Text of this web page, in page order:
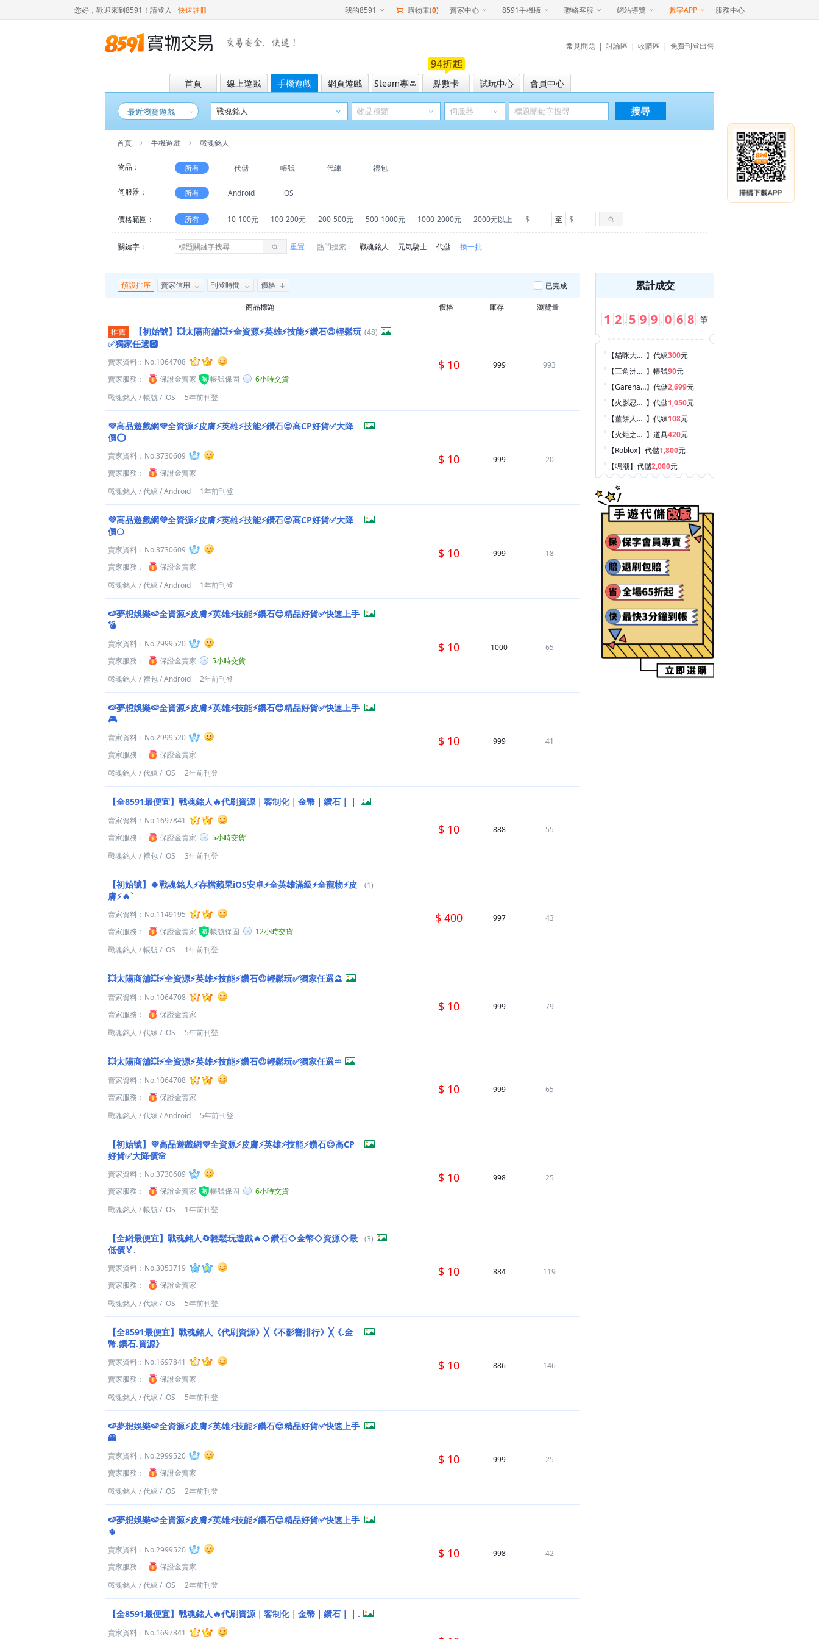
您好，歡迎來到8591！ 請登入 快速註冊 我的8591 購物車(0) 賣家中心 8591手機版 聯絡客服 網站導覽 數字APP 服務中心
常見問題 | 討論區 | 收購區 | 免費刊登出售
首頁 線上遊戲 手機遊戲 網頁遊戲 Steam專區 點數卡 試玩中心 會員中心
最近瀏覽遊戲 搜尋
首頁 手機遊戲 戰魂銘人
物品： 所有 代儲 帳號 代練 禮包
伺服器： 所有 Android iOS
價格範圍： 所有 10-100元 100-200元 200-500元 500-1000元 1000-2000元 2000元以上 至
關鍵字： 重置 熱門搜索： 戰魂銘人 元氣騎士 代儲 換一批
預設排序 賣家信用 刊登時間 價格 已完成
商品標題 價格 庫存 瀏覽量
推薦
【初始號】💥太陽商舖💥⚡全資源⚡英雄⚡技能⚡鑽石😍輕鬆玩
✅獨家任選🅾️
(48)
賣家資料： No.1064708
賣家服務：
保證金賣家 帳號保固
6小時交貨
戰魂銘人 /帳號/ iOS 5年前刊登
$ 10 999 993
💜高品遊戲網💜全資源⚡皮膚⚡英雄⚡技能⚡鑽石😍高CP好貨✅大降
價⭕
賣家資料： No.3730609
賣家服務：
保證金賣家
戰魂銘人 /代練 /Android 1年前刊登
$ 10 999 20
💜高品遊戲網💜全資源⚡皮膚⚡英雄⚡技能⚡鑽石😍高CP好貨✅大降
價🌕
賣家資料： No.3730609
賣家服務：
保證金賣家
戰魂銘人 /代練 /Android 1年前刊登
$ 10 999 18
🍉夢想娛樂🍉全資源⚡皮膚⚡英雄⚡技能⚡鑽石😍精品好貨✅快速上手
💣
賣家資料： No.2999520
賣家服務：
保證金賣家
5小時交貨
戰魂銘人 /禮包/Android 2年前刊登
$ 10 1000 65
🍉夢想娛樂🍉全資源⚡皮膚⚡英雄⚡技能⚡鑽石😍精品好貨✅快速上手
🎮
賣家資料： No.2999520
賣家服務：
保證金賣家
戰魂銘人 /代練 / iOS 2年前刊登
$ 10 999 41
【全8591最便宜】戰魂銘人🔥代刷資源｜客制化｜金幣｜鑽石｜｜
賣家資料： No.1697841
賣家服務：
保證金賣家
5小時交貨
戰魂銘人 /禮包/ iOS 3年前刊登
$ 10 888 55
【初始號】🍀戰魂銘人⚡存檔蘋果iOS安卓⚡全英雄滿級⚡全寵物⚡皮
膚⚡🔥`
(1)
賣家資料： No.1149195
賣家服務：
保證金賣家 帳號保固
12小時交貨
戰魂銘人 /帳號/ iOS 1年前刊登
$ 400 997 43
💥太陽商舖💥⚡全資源⚡英雄⚡技能⚡鑽石😍輕鬆玩✅獨家任選🔮
賣家資料： No.1064708
賣家服務：
保證金賣家
戰魂銘人 /代練 / iOS 5年前刊登
$ 10 999 79
💥太陽商舖💥⚡全資源⚡英雄⚡技能⚡鑽石😍輕鬆玩✅獨家任選♒
賣家資料： No.1064708
賣家服務：
保證金賣家
戰魂銘人 /代練 /Android 5年前刊登
$ 10 999 65
【初始號】💜高品遊戲網💜全資源⚡皮膚⚡英雄⚡技能⚡鑽石😍高CP
好貨✅大降價🌸
賣家資料： No.3730609
賣家服務：
保證金賣家 帳號保固
6小時交貨
戰魂銘人 /帳號/ iOS 1年前刊登
$ 10 998 25
【全網最便宜】戰魂銘人🔄輕鬆玩遊戲🔥◇鑽石◇金幣◇資源◇最
低價🏅.
(3)
賣家資料： No.3053719
賣家服務：
保證金賣家
戰魂銘人 /代練 / iOS 5年前刊登
$ 10 884 119
【全8591最便宜】戰魂銘人《代刷資源》╳《不影響排行》╳《.金
幣.鑽石.資源》
賣家資料： No.1697841
賣家服務：
保證金賣家
戰魂銘人 /代練 / iOS 5年前刊登
$ 10 886 146
🍉夢想娛樂🍉全資源⚡皮膚⚡英雄⚡技能⚡鑽石😍精品好貨✅快速上手
👻
賣家資料： No.2999520
賣家服務：
保證金賣家
戰魂銘人 /代練 / iOS 2年前刊登
$ 10 999 25
🍉夢想娛樂🍉全資源⚡皮膚⚡英雄⚡技能⚡鑽石😍精品好貨✅快速上手
🌵
賣家資料： No.2999520
賣家服務：
保證金賣家
戰魂銘人 /代練 / iOS 2年前刊登
$ 10 998 42
【全8591最便宜】戰魂銘人🔥代刷資源｜客制化｜金幣｜鑽石｜｜.
賣家資料： No.1697841
累計成交
1 2 , 5 9 9 , 0 6 8 筆
【貓咪大戰爭 】 代練300元
【三角洲行動 】 帳號90元
【Garena 決勝時刻 Mobile】 代儲2,699元
【火影忍者（手遊） 】 代儲1,050元
【薑餅人放置大戰爭 - 餅乾養成RPG 】 代練108元
【火炬之光：無限 】 道具420元
【Roblox】 代儲1,800元
【鳴潮】 代儲2,000元
【Roblox
【Roblox】代儲255元
【NBA 巔峰對決】代儲580 元
【寵物島 Livly Island 與寵物同住的小島】代練5,000
【三角洲行動 】帳號500
【Roblox】代儲750元
【LINE貼圖】禮包440元
【Spotify】代儲980元
【暗黑破壞神 永生不朽 】代儲750元
【原神 Genshin Impact 】代儲840元
【Blox Fruits 】禮包150元